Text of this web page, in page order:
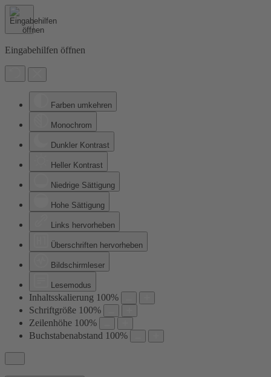
Eingabehilfen öffnen
Farben umkehren
Monochrom
Dunkler Kontrast
Heller Kontrast
Niedrige Sättigung
Hohe Sättigung
Links hervorheben
Überschriften hervorheben
Bildschirmleser
Lesemodus
Inhaltsskalierung 100%
Schriftgröße 100%
Zeilenhöhe 100%
Buchstabenabstand 100%